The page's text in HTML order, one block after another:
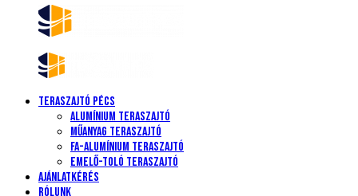
Teraszajtó Pécs
Alumínium teraszajtó
Műanyag teraszajtó
Fa-alumínium teraszajtó
Emelő-toló teraszajtó
Ajánlatkérés
Rólunk